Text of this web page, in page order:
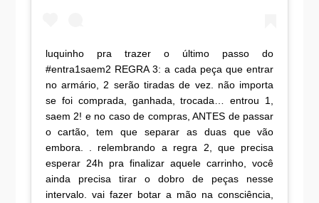
luquinho pra trazer o último passo do
#entra1saem2 REGRA 3: a cada peça que entrar
no armário, 2 serão tiradas de vez. não importa
se foi comprada, ganhada, trocada… entrou 1,
saem 2! e no caso de compras, ANTES de passar
o cartão, tem que separar as duas que vão
embora. . relembrando a regra 2, que precisa
esperar 24h pra finalizar aquele carrinho, você
ainda precisa tirar o dobro de peças nesse
intervalo. vai fazer botar a mão na consciência,